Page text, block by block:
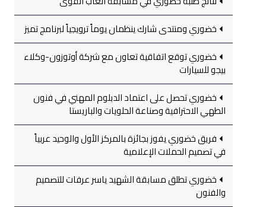
خضوري ومنتدى شارك ينظمان يوماً ترويجياً لبرنامج تميز
خضوري توقع اتفاقية تعاون مع شركة أوتوزون-وكلاء
بيجو للسيارات
خضوري تحصل على اعتماد الدبلوم المهني في فنون
الطهي الاحترافية وصناعة الحلويات والباريستا
فريق خضوري يفوز بجائزة بالمركز الأول والوحيد عربياً
في تصميم الحملات الإعلامية
خضوري تطلق مسابقة الشهيد ياسر عرفات للتصميم
والفنون